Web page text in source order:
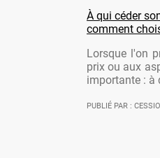
À qui céder
comment
Lorsque l'on
prix ou aux
importante : à
PUBLIÉ PAR :